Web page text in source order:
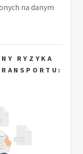
na danym
RYZYKA